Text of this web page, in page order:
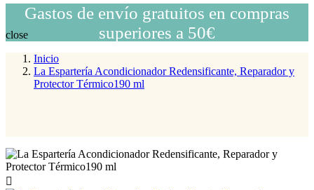
Gastos de envío gratuitos en compras
superiores a 50€
close
Inicio
La Espartería Acondicionador Redensificante, Reparador y
Protector Térmico190 ml
